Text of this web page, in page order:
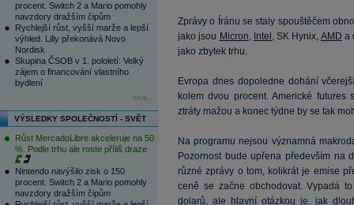
procent. Switch 2 a Mario pomohly
navzdory dražším čipům
Rychlejší růst, vyšší marže a lepší
výhled. Lilly překonává Novo
Nordisk
Skupina ČSOB v 1. pololetí: Velký
zájem o financování vlastního
bydlení
více...
VÝSLEDKY SPOLEČNOSTÍ - SVĚT
Růst MercadoLibre akceleruje na 50
%. Podle trhu ale roste příliš draze
Nintendo navýšilo zisk o 150
procent. Switch 2 a Mario pomohly
navzdory dražším čipům
Zprávy o Íránu se staly spouštěčem
jako jsou Micron, Intel , SK Hynix, AMD a
jako zbytek trhu.
Evropa dnes dopoledne dohání
kolem dvou procent. Americké
ztráty mažou a konec týdne by se tak
Na programu nejsou významná
Pozornost bude upřena především na
různé zprávy o tom, kolikrát je emise
ceně se začne obchodovat. Vypadá
dolarů, ale hlavní otázkou je, jak